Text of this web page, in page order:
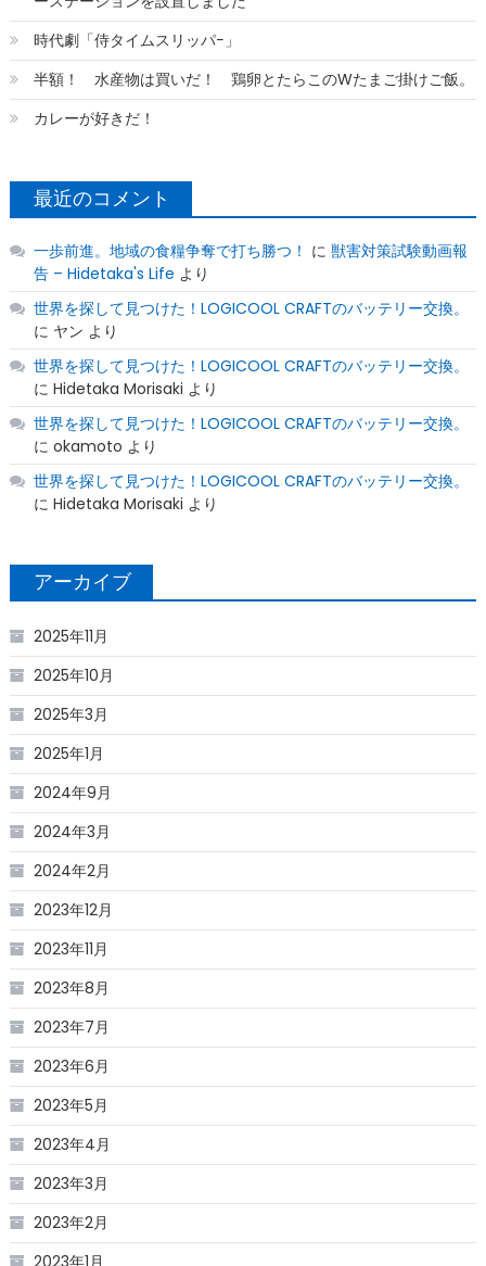
時代劇「侍タイムスリッパ−」
半額！ 水産物は買いだ！ 鶏卵とたらこのWたまご掛けご飯。
カレーが好きだ！
最近のコメント
一歩前進。地域の食糧争奪で打ち勝つ！ に 獣害対策試験動画報
告 – Hidetaka's Life より
世界を探して見つけた！LOGICOOL CRAFTのバッテリー交換。
に ヤン より
世界を探して見つけた！LOGICOOL CRAFTのバッテリー交換。
に Hidetaka Morisaki より
世界を探して見つけた！LOGICOOL CRAFTのバッテリー交換。
に okamoto より
世界を探して見つけた！LOGICOOL CRAFTのバッテリー交換。
に Hidetaka Morisaki より
アーカイブ
2025年11月
2025年10月
2025年3月
2025年1月
2024年9月
2024年3月
2024年2月
2023年12月
2023年11月
2023年8月
2023年7月
2023年6月
2023年5月
2023年4月
2023年3月
2023年2月